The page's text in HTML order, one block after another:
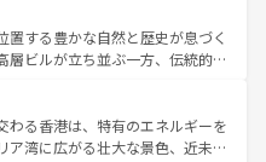
国の多彩な魅力を心ゆくまで味
みてほしい。 なお、新着の韓国情報はコンテンツ一
づく。ハノイの古い町並みやホ
治時代の建物も、独特の雰囲気を
バラエティの豊かさとおいしさで
、ベトナムコーヒーなどは、ぜ
の地域を訪れてもあたたかい人々
ので、きっと忘れられない旅にな
置する豊かな自然と歴史が息づく
層ビルが立ち並ぶ一方、伝統的な
部ではチェンマイなどの山岳地
部ではプーケットやクラビの美し
を楽しむことができる。タイ料理
わる香港は、特有のエネルギーを
ア湾に広がる壮大な景色、近未来